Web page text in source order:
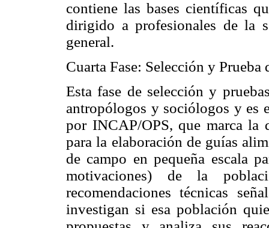
contiene las bases científicas
dirigido a profesionales de
general.
Cuarta Fase: Selección y
Esta fase de selección y
antropólogos y sociólogos y es
por INCAP/OPS, que marca la
para la elaboración de guías
de campo en pequeña escala
motivaciones) de la
recomendaciones técnicas
investigan si esa población